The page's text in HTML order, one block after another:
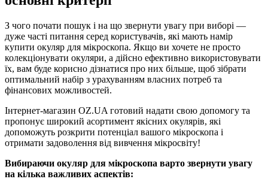
З чого почати пошук і на що звернути увагу при виборі —
дуже часті питання серед користувачів, які мають намір
купити окуляр для мікроскопа. Якщо ви хочете не просто
колекціонувати окуляри, а дійсно ефективно використовувати
їх, вам буде корисно дізнатися про них більше, щоб зібрати
оптимальний набір з урахуванням власних потреб та
фінансових можливостей.
Інтернет-магазин OZ.UA готовий надати свою допомогу та
пропонує широкий асортимент якісних окулярів, які
допоможуть розкрити потенціал вашого мікроскопа і
отримати задоволення від вивчення мікросвіту!
Вибираючи окуляр для мікроскопа варто звернути увагу
на кілька важливих аспектів: